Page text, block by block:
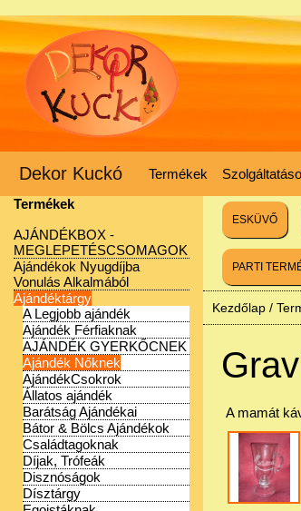
Dekor Kuckó Termékek
Termékek
AJÁNDÉKBOX -
MEGLEPETÉSCSOMAGOK
Ajándékok Nyugdíjba
Vonulás Alkalmából
Ajándéktárgy
A Legjobb ajándék
Ajándék Férfiaknak
AJÁNDÉK GYERKŐCNEK
Ajándék Nőknek
AjándékCsokrok
Állatos ajándék
Barátság Ajándékai
Bátor & Bölcs Ajándékok
Családtagoknak
Díjak, Trófeák
Disznóságok
Dísztárgy
ESKÜVŐ
PARTI
Kezdőlap /
A mamát